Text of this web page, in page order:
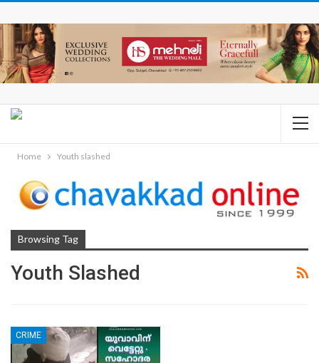
Home Youth slashed
Browsing Tag
Youth Slashed
CRIME